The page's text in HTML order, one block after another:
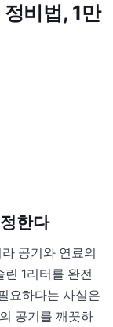
비법, 1만
한다
공기와 연료의
1리터를 완전
요하다는 사실은
공기를 깨끗하